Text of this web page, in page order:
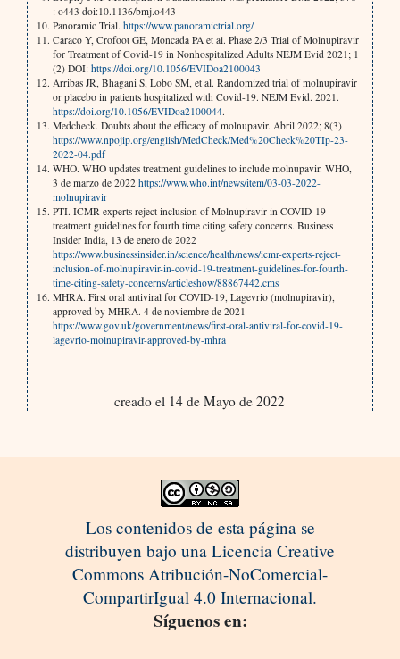
: o443 doi:10.1136/bmj.o443
Panoramic Trial. https://www.panoramictrial.org/
Caraco Y, Crofoot GE, Moncada PA et al. Phase 2/3 Trial of Molnupiravir
for Treatment of Covid-19 in Nonhospitalized Adults NEJM Evid 2021; 1
(2) DOI: https://doi.org/10.1056/EVIDoa2100043
Arribas JR, Bhagani S, Lobo SM, et al. Randomized trial of molnupiravir
or placebo in patients hospitalized with Covid-19. NEJM Evid. 2021.
https://doi.org/10.1056/EVIDoa2100044.
Medcheck. Doubts about the efficacy of molnupavir. Abril 2022; 8(3)
https://www.npojip.org/english/MedCheck/Med%20Check%20TIp-23-
2022-04.pdf
WHO. WHO updates treatment guidelines to include molnupavir. WHO,
3 de marzo de 2022 https://www.who.int/news/item/03-03-2022-
molnupiravir
PTI. ICMR experts reject inclusion of Molnupiravir in COVID-19
treatment guidelines for fourth time citing safety concerns. Business
Insider India, 13 de enero de 2022
https://www.businessinsider.in/science/health/news/icmr-experts-reject-
inclusion-of-molnupiravir-in-covid-19-treatment-guidelines-for-fourth-
time-citing-safety-concerns/articleshow/88867442.cms
MHRA. First oral antiviral for COVID-19, Lagevrio (molnupiravir),
approved by MHRA. 4 de noviembre de 2021
https://www.gov.uk/government/news/first-oral-antiviral-for-covid-19-
lagevrio-molnupiravir-approved-by-mhra
creado el 14 de Mayo de 2022
Los contenidos de esta página se
distribuyen bajo una Licencia Creative
Commons Atribución-NoComercial-
CompartirIgual 4.0 Internacional.
Síguenos en: